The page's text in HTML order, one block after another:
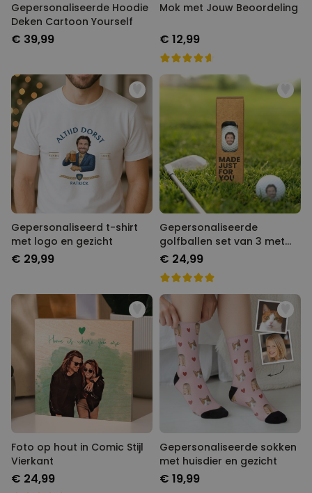
Gepersonaliseerde Hoodie
Deken Cartoon Yourself
€ 39,99
Mok met Jouw Beoordeling
€ 12,99
Gepersonaliseerd t-shirt
met logo en gezicht
€ 29,99
Gepersonaliseerde
golfballen set van 3 met
Foto
€ 24,99
Foto op hout in Comic Stijl
Vierkant
€ 24,99
Gepersonaliseerde sokken
met huisdier en gezicht
€ 19,99